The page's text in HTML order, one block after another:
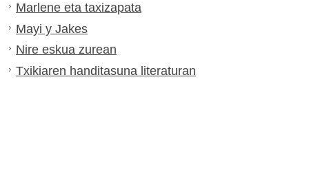
Marlene eta taxizapata
Mayi y Jakes
Nire eskua zurean
Txikiaren handitasuna literaturan